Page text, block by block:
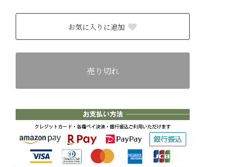
お気に入りに追加
売り切れ